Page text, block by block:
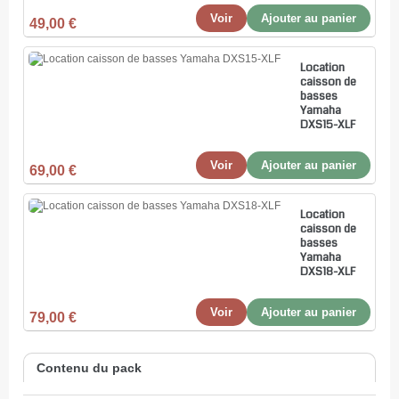
49,00 € Ajouter au panier
Voir
Location
caisson de
basses
Yamaha
DXS15-XLF
69,00 € Ajouter au panier
Voir
Location
caisson de
basses
Yamaha
DXS18-XLF
79,00 € Ajouter au panier
Voir
Contenu du pack